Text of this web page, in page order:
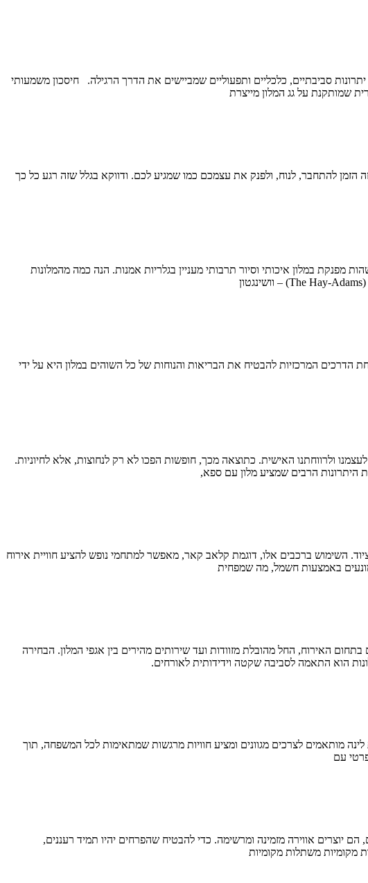
סביבתיים, כלכליים ותפעוליים שמביישים את הדרך הרגילה. חיסכון משמעותי
שמותקנת על גג המלון מייצרת
להתחבר, לנוח, ולפנק את עצמכם כמו שמגיע לכם. ודווקא בגלל שזה רגע כל כך
מפנקת במלון איכותי וסיור תרבותי מעניין בגלריות אמנות. הנה כמה מהמלונות
הדרכים המרכזיות להבטיח את הבריאות והנוחות של כל השוהים במלון היא על ידי
ולרווחתנו האישית. כתוצאה מכך, חופשות הפכו לא רק לנחוצות, אלא לחיוניות.
היתרונות הרבים שמציע מלון עם ספא,
השימוש ברכבים אלו, דוגמת קלאב קאר, מאפשר למתחמי נופש להציע חוויית אירוח
מונעים באמצעות חשמל, מה שמפחית
האירוח, החל מהובלת מזוודות ועד שירותים מהירים בין אגפי המלון. הבחירה
הוא התאמה לסביבה שקטה וידידותית לאורחים.
מותאמים לצרכים מגוונים ומציע חוויות מרגשות שמתאימות לכל המשפחה, תוך
עם
הם יוצרים אווירה מזמינה ומרשימה. כדי להבטיח שהפרחים יהיו תמיד רעננים,
מקומיות משתלות מקומיות